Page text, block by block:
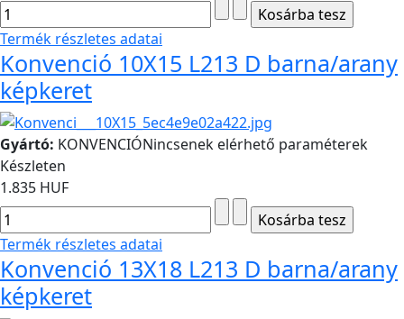
Termék részletes adatai
Konvenció 10X15 L213 D barna/arany
képkeret
Gyártó: KONVENCIÓNincsenek elérhető paraméterek
Készleten
1.835 HUF
Termék részletes adatai
Konvenció 13X18 L213 D barna/arany
képkeret